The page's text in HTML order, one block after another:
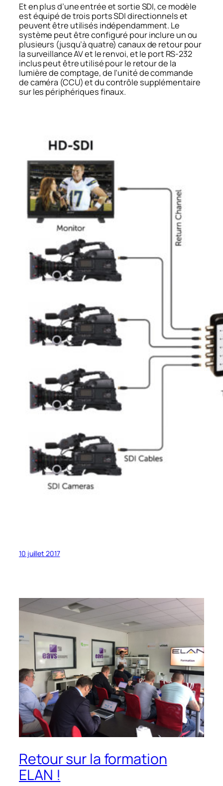
Et en plus d’une entrée et sortie SDI, ce modèle
est équipé de trois ports SDI directionnels et
peuvent être utilisés indépendamment. Le
système peut être configuré pour inclure un ou
plusieurs (jusqu’à quatre) canaux de retour pour
la surveillance AV et le renvoi, et le port RS-232
inclus peut être utilisé pour le retour de la
lumière de comptage, de l’unité de commande
de caméra (CCU) et du contrôle supplémentaire
sur les périphériques finaux.
10 juillet 2017
Retour sur la formation
ELAN !